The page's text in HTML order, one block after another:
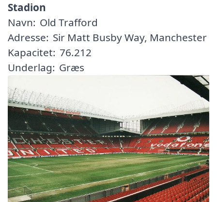
Stadion
Navn: Old Trafford
Adresse: Sir Matt Busby Way, Manchester
Kapacitet: 76.212
Underlag: Græs